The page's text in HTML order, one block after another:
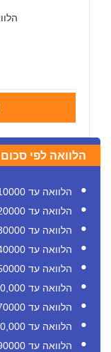
הלוואה לפי סכום
הלוואה עד 10000 שקל
הלוואה עד 20000 שקל
הלוואה עד 30000 ש"ח
הלוואה עד 40000 ש"ח
הלוואה עד 50000 ש"ח
הלוואה עד 60,000 ש"ח
הלוואה עד 70000 ש"ח
הלוואה עד 80,000 ש"ח
הלוואה עד 90000 ש"ח